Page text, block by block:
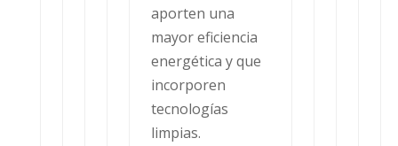
aporten una
mayor eficiencia
energética y que
incorporen
tecnologías
limpias.